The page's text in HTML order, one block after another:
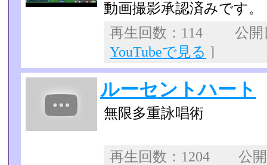
動画撮影承認済みです。
再生回数：114 公
YouTubeで見る ]
ルーセントハート
無限多重詠唱術
再生回数：1204 公